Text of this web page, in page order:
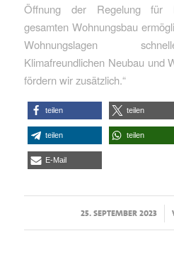
Öffnung der Regelung für
gesamten Wohnungsbau
Wohnungslagen
Klimafreundlichen Neubau und
fördern wir zusätzlich.“
teilen teilen
teilen teilen
E-Mail
25. SEPTEMBER 2023
/